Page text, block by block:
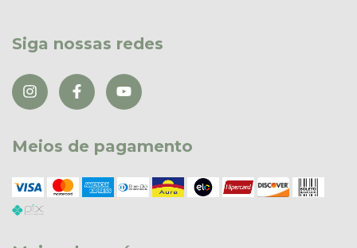
Siga nossas redes
Meios de pagamento